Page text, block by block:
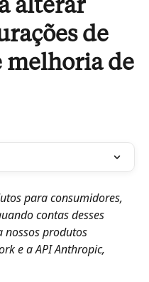
alterar
de
melhoria de
para consumidores,
contas desses
nossos produtos
e a API Anthropic,